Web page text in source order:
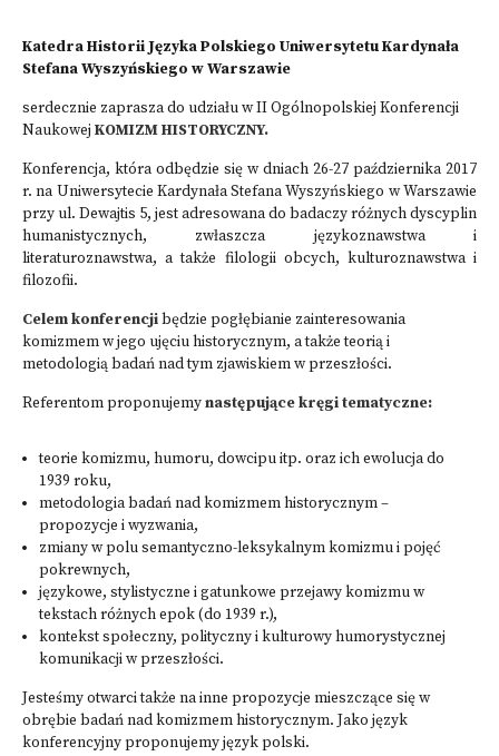
Katedra Historii Języka Polskiego Uniwersytetu Kardynała
Stefana Wyszyńskiego w Warszawie
serdecznie zaprasza do udziału w II Ogólnopolskiej Konferencji
Naukowej KOMIZM HISTORYCZNY.
Konferencja, która odbędzie się w dniach 26-27 października 2017
r. na Uniwersytecie Kardynała Stefana Wyszyńskiego w Warszawie
przy ul. Dewajtis 5, jest adresowana do badaczy różnych dyscyplin
humanistycznych, zwłaszcza językoznawstwa i
literaturoznawstwa, a także filologii obcych, kulturoznawstwa i
filozofii.
Celem konferencjibędzie pogłębianie zainteresowania
komizmem w jego ujęciu historycznym, a także teorią i
metodologią badań nad tym zjawiskiem w przeszłości.
Referentom proponujemynastępujące kręgi tematyczne:
teorie komizmu, humoru, dowcipu itp. oraz ich ewolucja do
1939 roku,
metodologia badań nad komizmem historycznym –
propozycje i wyzwania,
zmiany w polu semantyczno-leksykalnym komizmu i pojęć
pokrewnych,
językowe, stylistyczne i gatunkowe przejawy komizmu w
tekstach różnych epok (do 1939 r.),
kontekst społeczny, polityczny i kulturowy humorystycznej
komunikacji w przeszłości.
Jesteśmy otwarci także na inne propozycje mieszczące się w
obrębie badań nad komizmem historycznym. Jako język
konferencyjny proponujemy język polski.